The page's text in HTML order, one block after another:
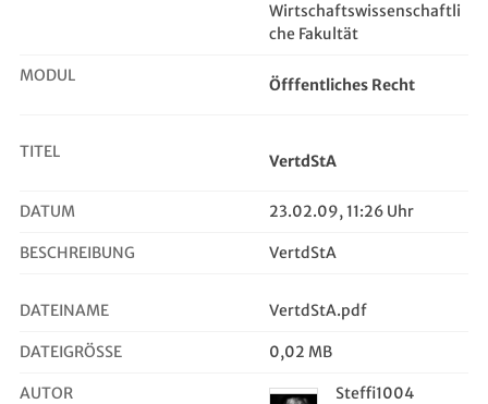
Wirtschaftswissenschaftli
che Fakultät
MODUL Öfffentliches Recht
TITEL VertdStA
DATUM 23.02.09, 11:26 Uhr
BESCHREIBUNG VertdStA
DATEINAME VertdStA.pdf
DATEIGRÖSSE 0,02 MB
AUTOR Steffi1004